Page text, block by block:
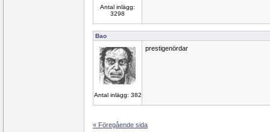
Antal inlägg:
3298
Bao
Antal inlägg: 382
prestigenördar
« Föregående sida